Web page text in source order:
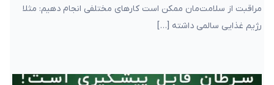
مراقبت از سلامت‌مان ممکن است کارهای مختلفی انجام دهیم: مثلا
رژیم غذایی سالمی داشته […]